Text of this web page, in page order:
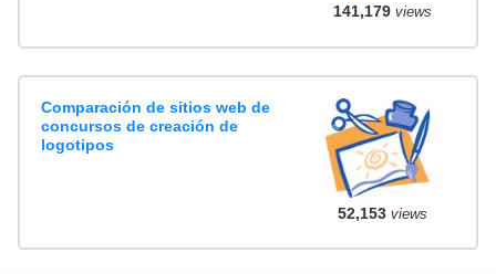
141,179views
Comparación de sitios web de
concursos de creación de
logotipos
52,153views